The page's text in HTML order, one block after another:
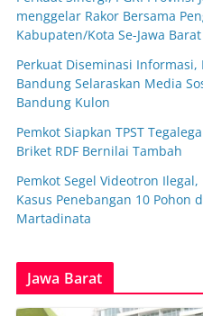
menggelar Rakor Bersama
Kabupaten/Kota Se-Jawa Barat
Perkuat Diseminasi Informasi,
Bandung Selaraskan Media
Bandung Kulon
Pemkot Siapkan TPST
Briket RDF Bernilai Tambah
Pemkot Segel Videotron
Kasus Penebangan 10 Pohon
Martadinata
Jawa Barat